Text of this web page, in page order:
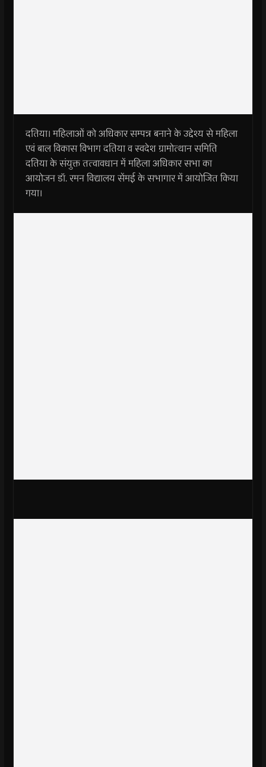
दतिया। महिलाओं को अधिकार सम्पन्न बनाने के उद्देश्य से महिला
एवं बाल विकास विभाग दतिया व स्वदेश ग्रामोत्थान समिति
दतिया के संयुक्त तत्वावधान में महिला अधिकार सभा का
आयोजन डॉ. रमन विद्यालय सेंमई के सभागार में आयोजित किया
गया।